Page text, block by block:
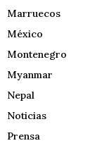
Marruecos
México
Montenegro
Myanmar
Nepal
Noticias
Prensa